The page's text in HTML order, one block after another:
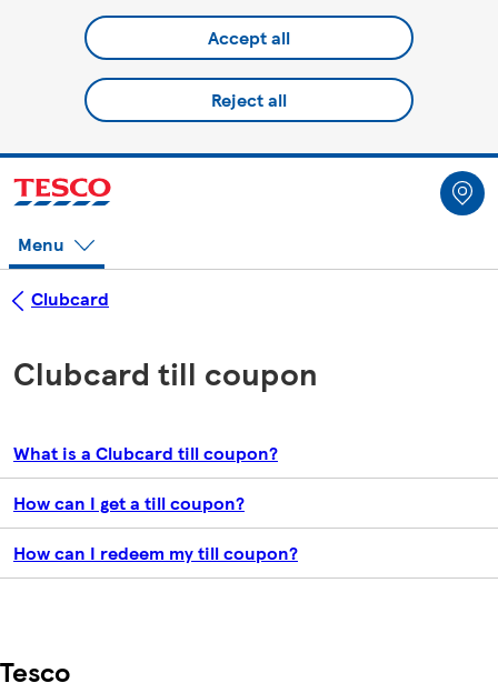
Accept all
Reject all
Menu
Clubcard
Clubcard till coupon
What is a Clubcard till coupon?
How can I get a till coupon?
How can I redeem my till coupon?
Tesco